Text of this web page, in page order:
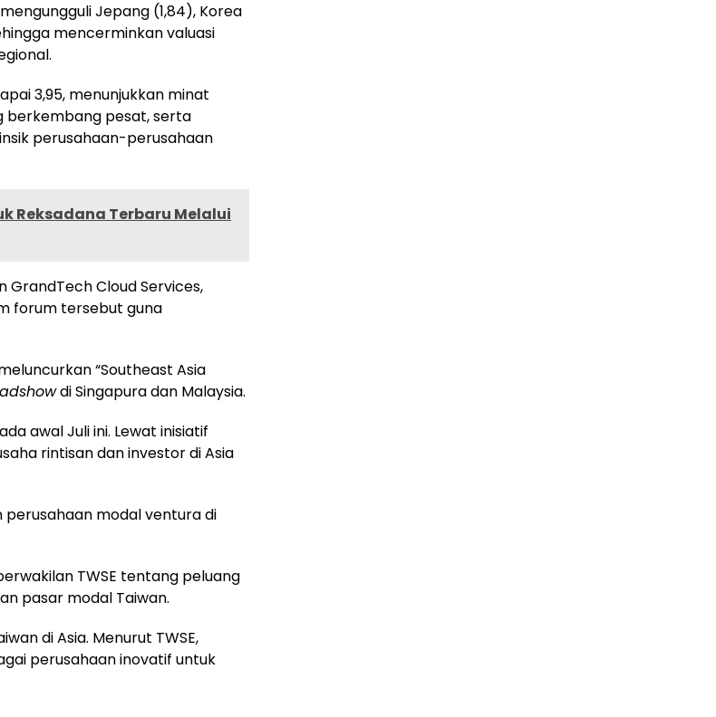
Jepang (1,84), Korea
mencerminkan valuasi
3,95, menunjukkan minat
berkembang pesat, serta
perusahaan-perusahaan
Reksadana Terbaru Melalui
GrandTech Cloud Services,
forum tersebut guna
“Southeast Asia
di Singapura dan Malaysia.
awal Juli ini. Lewat inisiatif
rintisan dan investor diAsia
perusahaan modal ventura di
TWSE tentang peluang
pasar modal Taiwan.
di Asia. Menurut TWSE,
perusahaan inovatif untuk